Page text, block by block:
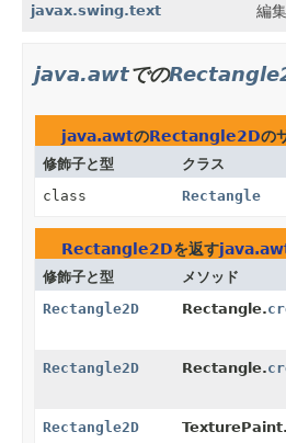
javax.swing.text 編
java.awtでの
java.awtのRectangle2Dの
修飾子と型 クラス
class
Rectangle
Rectangle2Dを返す
修飾子と型 メソッド
Rectangle2D
Rectangle.
Rectangle2D Rectangle.
Rectangle2D